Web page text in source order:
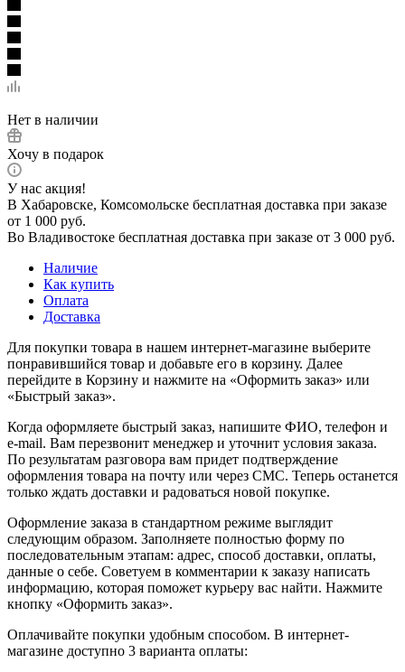
Нет в наличии
Хочу в подарок
У нас акция!
В Хабаровске, Комсомольске бесплатная доставка при заказе
от 1 000 руб.
Во Владивостоке бесплатная доставка при заказе от 3 000 руб.
Наличие
Как купить
Оплата
Доставка
Для покупки товара в нашем интернет-магазине выберите
понравившийся товар и добавьте его в корзину. Далее
перейдите в Корзину и нажмите на «Оформить заказ» или
«Быстрый заказ».
Когда оформляете быстрый заказ, напишите ФИО, телефон и
e-mail. Вам перезвонит менеджер и уточнит условия заказа.
По результатам разговора вам придет подтверждение
оформления товара на почту или через СМС. Теперь останется
только ждать доставки и радоваться новой покупке.
Оформление заказа в стандартном режиме выглядит
следующим образом. Заполняете полностью форму по
последовательным этапам: адрес, способ доставки, оплаты,
данные о себе. Советуем в комментарии к заказу написать
информацию, которая поможет курьеру вас найти. Нажмите
кнопку «Оформить заказ».
Оплачивайте покупки удобным способом. В интернет-
магазине доступно 3 варианта оплаты: